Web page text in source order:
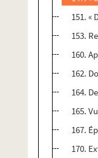
151. «
153.
160.
162.
164.
165.
167.
170.